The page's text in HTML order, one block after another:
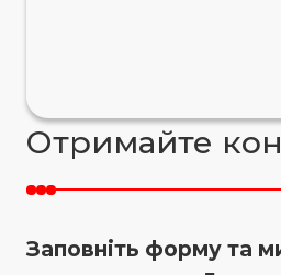
Отримайте
Заповніть форму та